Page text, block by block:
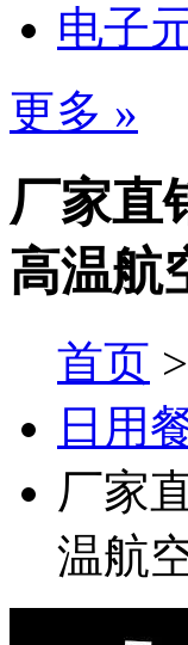
电子
更多 »
厂家直
高温航
首页 >
日用
厂家
温航